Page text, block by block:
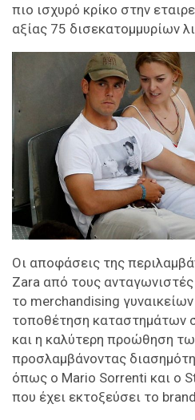
πιο ισχυρό κρίκο στην
αξίας 75 δισεκατομμυρίων
Οι αποφάσεις της
Zara από τους
το merchandising
τοποθέτηση καταστημάτων
και η καλύτερη προώθηση
προσλαμβάνοντας
όπως ο Mario Sorrenti και ο
που έχει εκτοξεύσει το